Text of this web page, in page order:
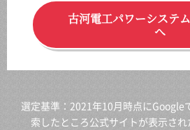
古河電工パワーシステ
へ
選定基準：2021年10月時点に
索したところ公式サイトが表示さ